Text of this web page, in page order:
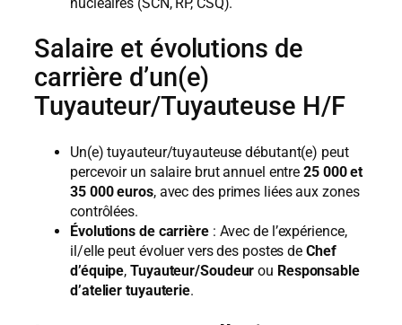
Salaire et évolutions de
carrière d’un(e)
Tuyauteur/Tuyauteuse H/F
Un(e) tuyauteur/tuyauteuse débutant(e) peut
percevoir un salaire brut annuel entre25 000 et
35 000 euros, avec des primes liées aux zones
contrôlées.
Évolutions de carrière: Avec de l’expérience,
il/elle peut évoluer vers des postes de Chef
d’équipe,Tuyauteur/Soudeur ou Responsable
d’atelier tuyauterie.